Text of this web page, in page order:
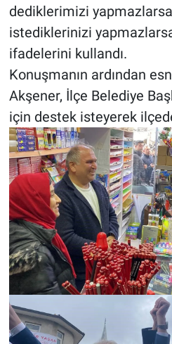
dediklerimizi
istediklerinizi
ifadelerini kullandı.
Konuşmanın ardından
Akşener, İlçe Belediye
için destek isteyerek